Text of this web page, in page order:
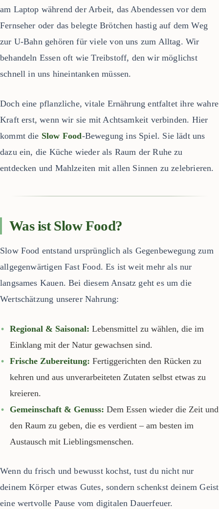
am Laptop während der Arbeit, das Abendessen vor dem
Fernseher oder das belegte Brötchen hastig auf dem Weg
zur U-Bahn gehören für viele von uns zum Alltag. Wir
behandeln Essen oft wie Treibstoff, den wir möglichst
schnell in uns hineintanken müssen.
Doch eine pflanzliche, vitale Ernährung entfaltet ihre wahre
Kraft erst, wenn wir sie mit Achtsamkeit verbinden. Hier
kommt die Slow Food-Bewegung ins Spiel. Sie lädt uns
dazu ein, die Küche wieder als Raum der Ruhe zu
entdecken und Mahlzeiten mit allen Sinnen zu zelebrieren.
Was ist Slow Food?
Slow Food entstand ursprünglich als Gegenbewegung zum
allgegenwärtigen Fast Food. Es ist weit mehr als nur
langsames Kauen. Bei diesem Ansatz geht es um die
Wertschätzung unserer Nahrung:
Regional & Saisonal: Lebensmittel zu wählen, die im
Einklang mit der Natur gewachsen sind.
Frische Zubereitung: Fertiggerichten den Rücken zu
kehren und aus unverarbeiteten Zutaten selbst etwas zu
kreieren.
Gemeinschaft & Genuss: Dem Essen wieder die Zeit und
den Raum zu geben, die es verdient – am besten im
Austausch mit Lieblingsmenschen.
Wenn du frisch und bewusst kochst, tust du nicht nur
deinem Körper etwas Gutes, sondern schenkst deinem Geist
eine wertvolle Pause vom digitalen Dauerfeuer.